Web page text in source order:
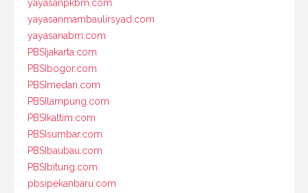
yayasanpkbm.com
yayasanmambaulirsyad.com
yayasanabm.com
PBSIjakarta.com
PBSIbogor.com
PBSImedan.com
PBSIlampung.com
PBSIkaltim.com
PBSIsumbar.com
PBSIbaubau.com
PBSIbitung.com
pbsipekanbaru.com